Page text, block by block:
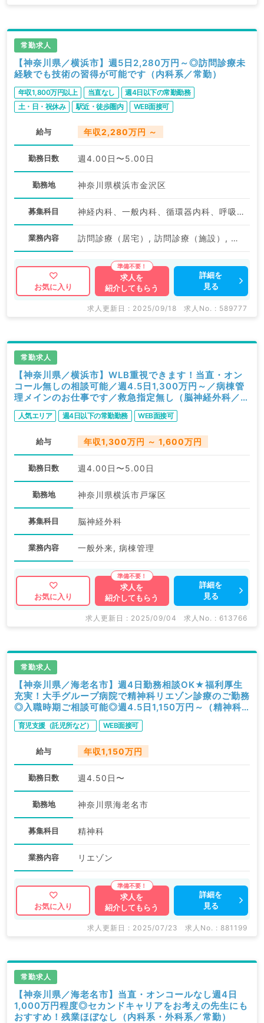
ます。
求人内容の詳細等はお気軽にお問合せ下さい。
常勤求人
【神奈川県／横浜市】週5日2,280万円～◎訪問診療未
経験でも技術の習得が可能です（内科系／常勤）
年収1,800万円以上 当直なし
週4日以下の常勤勤務
土・日・祝休み
駅近・徒歩圏内 WEB面接可
給与 年収2,280万円 ～
勤務日数 週4.00日〜5.00日
勤務地 神奈川県横浜市金沢区
募集科目 神経内科、一般内科、循環器内科、呼吸器内科、消化器内科、内分泌・代謝内科、腎臓内科、老年内科、血液内科、膠原病科
業務内容 訪問診療（居宅）, 訪問診療（施設）, 専門外来, 病棟管理
お気に入り
求人を
紹介してもらう
詳細を
見る
求人更新日 : 2025/09/18 求人No. : 589777
常勤求人
【神奈川県／横浜市】WLB重視できます！当直・オン
コール無しの相談可能／週4.5日1,300万円～／病棟管
理メインのお仕事です／救急指定無し（脳神経外科／常
勤）
人気エリア 週4日以下の常勤勤務 WEB面接可
給与 年収1,300万円 ～ 1,600万円
勤務日数 週4.00日〜5.00日
勤務地 神奈川県横浜市戸塚区
募集科目 脳神経外科
業務内容 一般外来, 病棟管理
お気に入り
求人を
紹介してもらう
詳細を
見る
求人更新日 : 2025/09/04 求人No. : 613766
常勤求人
【神奈川県／海老名市】週4日勤務相談OK★福利厚生
充実！大手グループ病院で精神科リエゾン診療のご勤務
◎入職時期ご相談可能◎週4.5日1,150万円～（精神科
／常勤）
育児支援（託児所など） WEB面接可
給与 年収1,150万円
勤務日数 週4.50日〜
勤務地 神奈川県海老名市
募集科目 精神科
業務内容 リエゾン
お気に入り
求人を
紹介してもらう
詳細を
見る
求人更新日 : 2025/07/23 求人No. : 881199
常勤求人
【神奈川県／海老名市】当直・オンコールなし週4日
1,000万円程度◎セカンドキャリアをお考えの先生にも
おすすめ！残業ほぼなし（内科系・外科系／常勤）